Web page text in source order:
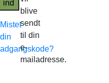
ind
Mistet
din
adgangskode?
blive
sendt
til din
e-
mailadresse.